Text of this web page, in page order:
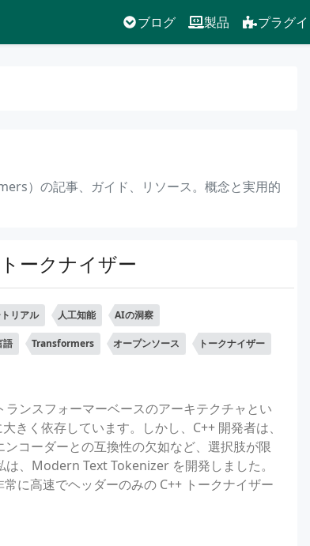
ブログ 製品 プラグ
）の記事、ガイド、リソース。概念と実用的
ークナイザー
リアル 人工知能 AIの洞察
語 Transformers オープンソース トークナイザー
ンスフォーマーベースのアーキテクチャとい
きく依存しています。しかし、C++ 開発者は、
コーダーとの互換性の欠如など、選択肢が限
、Modern Text Tokenizer を開発しました。
に高速でヘッダーのみの C++ トークナイザー